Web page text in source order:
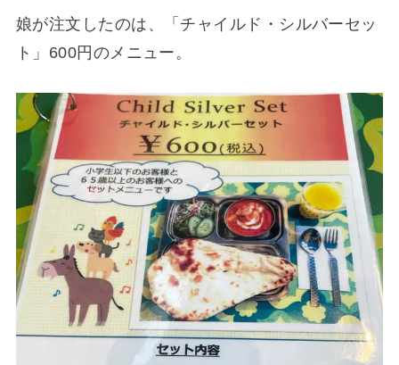
娘が注文したのは、「チャイルド・シルバーセッ
ト」600円のメニュー。